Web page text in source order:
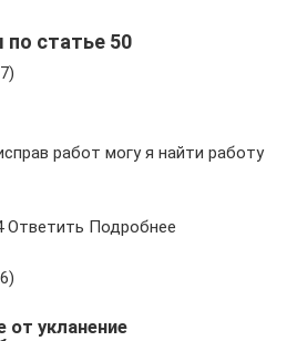
статье 50
работ могу я найти работу
Ответить Подробнее
от укланение